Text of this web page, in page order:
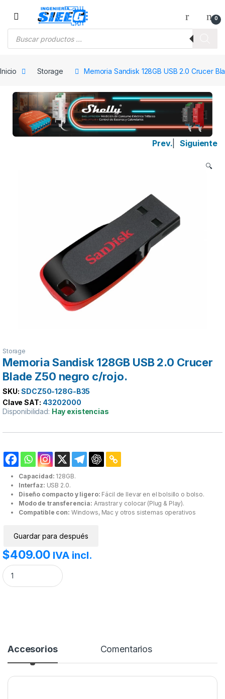
Saltar a la navegación
Saltar al contenido
0
Inicio Storage Memoria Sandisk 128GB USB 2.0 Crucer
Prev. Siguiente
🔍
Storage
Memoria Sandisk 128GB USB 2.0 Crucer
Blade Z50 negro c/rojo.
SKU: SDCZ50-128G-B35
Clave SAT: 43202000
Disponibilidad: Hay existencias
Capacidad: 128GB.
Interfaz: USB 2.0.
Diseño compacto y ligero: Fácil de llevar en el bolsillo o bolso.
Modo de transferencia: Arrastrar y colocar (Plug & Play).
Compatible con: Windows, Mac y otros sistemas operativos
Guardar para después
$409.00 IVA incl.
Memoria Sandisk 128GB USB 2.0 Crucer Blade Z50 negro c/rojo.
Accesorios Comentarios